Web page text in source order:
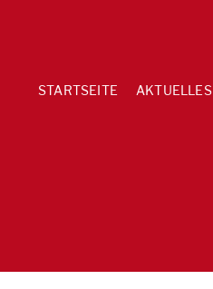
STARTSEITE AKTUELLES